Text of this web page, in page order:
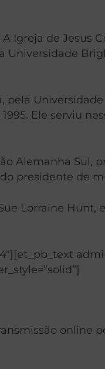
Igreja de Jesus
Universidade
Ele serviu
Alemanha Sul,
presidente de
Lorraine Hunt,
online